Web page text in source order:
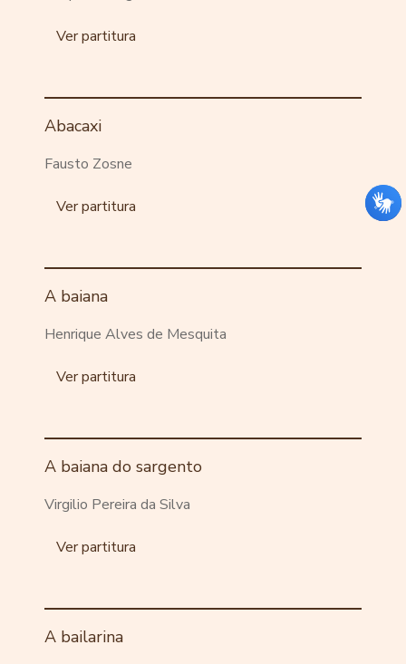
Ver partitura
Abacaxi
Fausto Zosne
Ver partitura
A baiana
Henrique Alves de Mesquita
Ver partitura
A baiana do sargento
Virgilio Pereira da Silva
Ver partitura
A bailarina